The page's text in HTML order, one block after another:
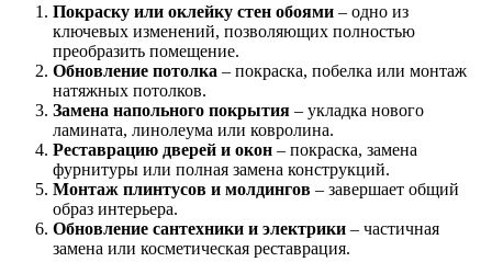
Покраску или оклейку стен обоями – одно из
ключевых изменений, позволяющих полностью
преобразить помещение.
Обновление потолка – покраска, побелка или монтаж
натяжных потолков.
Замена напольного покрытия – укладка нового
ламината, линолеума или ковролина.
Реставрацию дверей и окон – покраска, замена
фурнитуры или полная замена конструкций.
Монтаж плинтусов и молдингов – завершает общий
образ интерьера.
Обновление сантехники и электрики – частичная
замена или косметическая реставрация.